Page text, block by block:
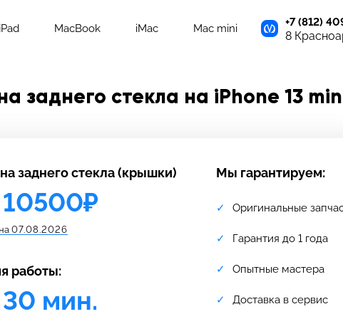
iPad MacBook iMac Mac mini
+7 (812)
8
заднего стекла на iPhone 13
заднего стекла (крышки)
10500₽
07.08.2026
работы:
мин.
Мы гарантируем:
Оригинальные
Гарантия до 1 года
Опытные мастера
Доставка в сервис